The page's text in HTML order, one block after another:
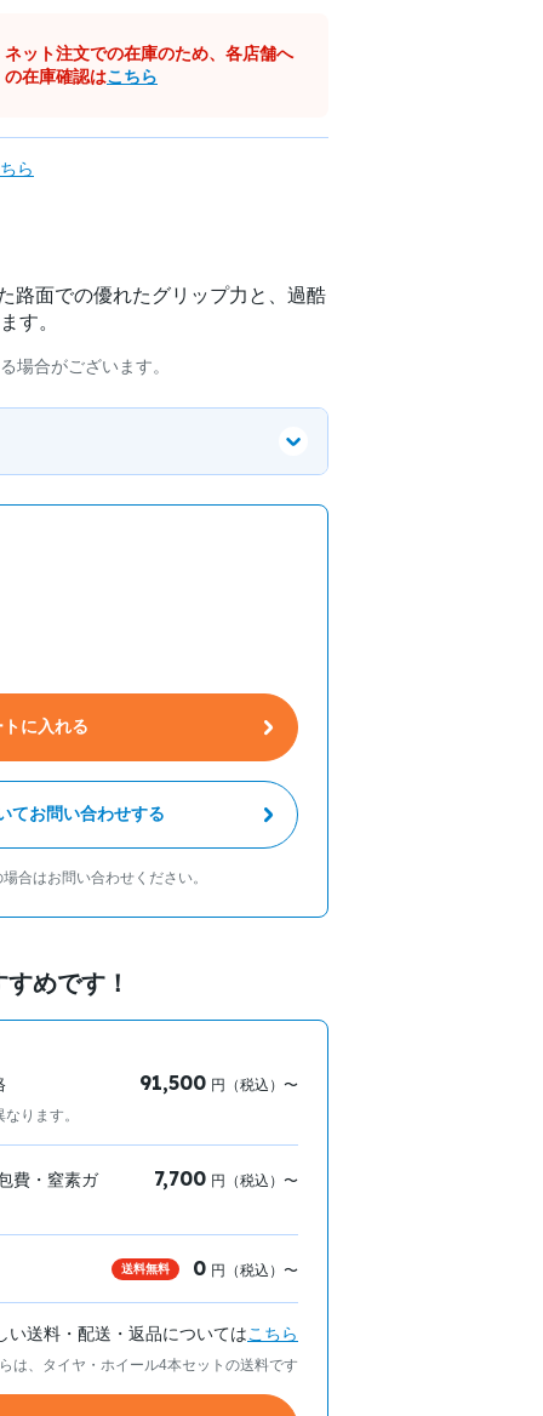
ネット注文での在庫のため、各店舗へ
の在庫確認はこちら
ら
路面での優れたグリップ力と、過酷
す。
場合がございます。
トに入れる
てお問い合わせする
合はお問い合わせください。
めです！
ります。
91,500 円（税込）〜
費・窒素ガ
7,700 円（税込）〜
送料無料 0 円（税込）〜
い送料・配送・返品についてはこちら
は、タイヤ・ホイール4本セットの送料です